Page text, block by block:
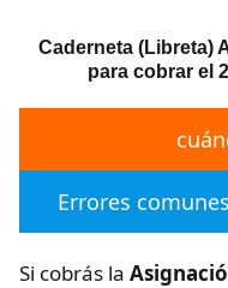
Caderneta (Libreta)
para cobrar el
Errores
Si cobrás la